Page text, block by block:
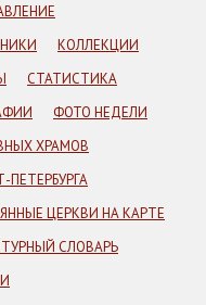
КОЛЛЕКЦИИ
СТАТИСТИКА
ФОТО НЕДЕЛИ
ХРАМОВ
ПЕТЕРБУРГА
ЦЕРКВИ НА КАРТЕ
СЛОВАРЬ